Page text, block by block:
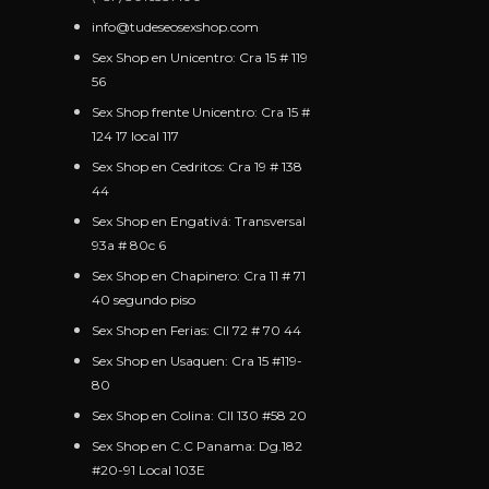
info@tudeseosexshop.com
Sex Shop en Unicentro: Cra 15 # 119
56
Sex Shop frente Unicentro: Cra 15 #
124 17 local 117
Sex Shop en Cedritos: Cra 19 # 138
44
Sex Shop en Engativá: Transversal
93a # 80c 6
Sex Shop en Chapinero: Cra 11 # 71
40 segundo piso
Sex Shop en Ferias: Cll 72 # 70 44
Sex Shop en Usaquen: Cra 15 #119-
80
Sex Shop en Colina: Cll 130 #58 20
Sex Shop en C.C Panama: Dg.182
#20-91 Local 103E